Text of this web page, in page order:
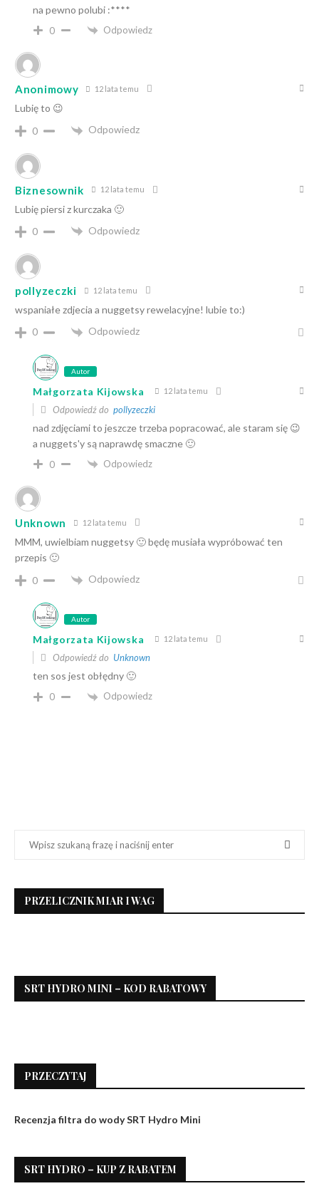
na pewno polubi :****
0 Odpowiedz
Anonimowy 12 lata temu
Lubię to 😉
0
Odpowiedz
Biznesownik 12 lata temu
Lubię piersi z kurczaka 🙂
0
Odpowiedz
pollyzeczki 12 lata temu
wspaniałe zdjecia a nuggetsy rewelacyjne! lubie to:)
0
Odpowiedz
Autor
Małgorzata Kijowska 12 lata temu
Odpowiedź do pollyzeczki
nad zdjęciami to jeszcze trzeba popracować, ale staram się 😉
a nuggets'y są naprawdę smaczne 🙂
0 Odpowiedz
Unknown 12 lata temu
MMM, uwielbiam nuggetsy 🙂 będę musiała wypróbować ten
przepis 🙂
0
Odpowiedz
Autor
Małgorzata Kijowska 12 lata temu
Odpowiedź do Unknown
ten sos jest obłędny 🙂
0 Odpowiedz
PRZELICZNIK MIAR I WAG
SRT HYDRO MINI – KOD RABATOWY
PRZECZYTAJ
Recenzja filtra do wody SRT Hydro Mini
SRT HYDRO – KUP Z RABATEM